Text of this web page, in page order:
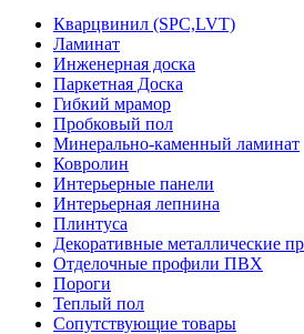
Кварцвинил (SPC,LVT)
Ламинат
Инженерная доска
Паркетная Доска
Гибкий мрамор
Пробковый пол
Минерально-каменный ламинат
Ковролин
Интерьерные панели
Интерьерная лепнина
Плинтуса
Декоративные металлические
Отделочные профили ПВХ
Пороги
Теплый пол
Сопутствующие товары